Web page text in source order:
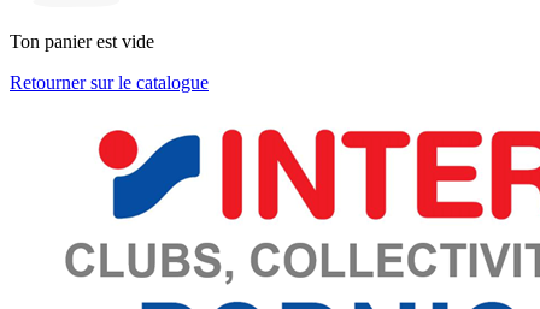
Ton panier est vide
Retourner sur le catalogue